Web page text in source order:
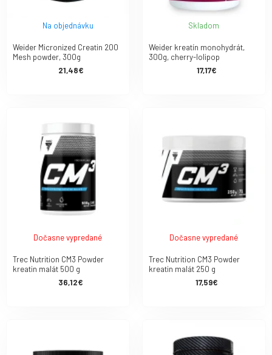
Na objednávku
Weider Micronized Creatin 200
Mesh powder, 300g
21,48€
Skladom
Weider kreatín monohydrát,
300g, cherry-lolipop
17,17€
Dočasne vypredané
Trec Nutrition CM3 Powder
kreatin malát 500 g
36,12€
Dočasne vypredané
Trec Nutrition CM3 Powder
kreatin malát 250 g
17,59€